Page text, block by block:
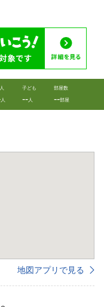
人
子ども
--人
部屋数
--部屋
地図アプリで見る